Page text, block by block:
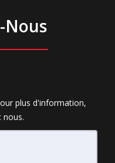
Nous
plus d'information,
nous.